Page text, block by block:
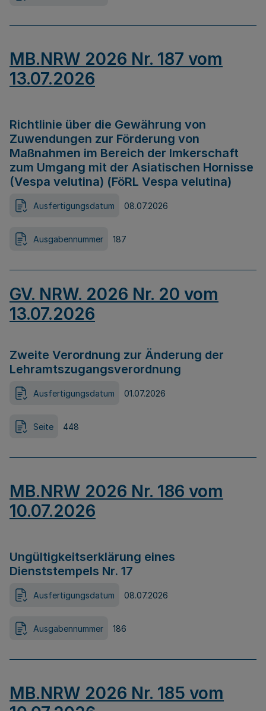
MB.NRW 2026 Nr. 187 vom
13.07.2026
Richtlinie über die Gewährung von
Zuwendungen zur Förderung von
Maßnahmen im Bereich der Imkerschaft
zum Umgang mit der Asiatischen Hornisse
(Vespa velutina) (FöRL Vespa velutina)
Ausfertigungsdatum 08.07.2026
Ausgabennummer 187
GV. NRW. 2026 Nr. 20 vom
13.07.2026
Zweite Verordnung zur Änderung der
Lehramtszugangsverordnung
Ausfertigungsdatum 01.07.2026
Seite 448
MB.NRW 2026 Nr. 186 vom
10.07.2026
Ungültigkeitserklärung eines
Dienststempels Nr. 17
Ausfertigungsdatum 08.07.2026
Ausgabennummer 186
MB.NRW 2026 Nr. 185 vom